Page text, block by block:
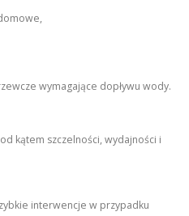
wymagające dopływu wody.
kątem szczelności, wydajności i
interwencje w przypadku